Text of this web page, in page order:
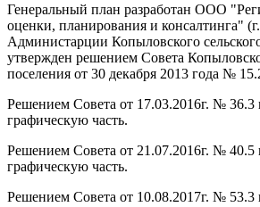
Генеральный план разработан ООО
оценки, планирования и консалтинга"
Администарции Копыловского
утвержден решением Совета
поселения от 30 декабря 2013 года №
Решением Совета от 17.03.2016г. № 36.3
графическую часть.
Решением Совета от 21.07.2016г. № 40.5
графическую часть.
Решением Совета от 10.08.2017г. № 53.3